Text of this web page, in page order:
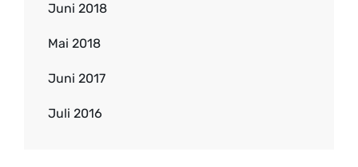
Juni 2018
Mai 2018
Juni 2017
Juli 2016